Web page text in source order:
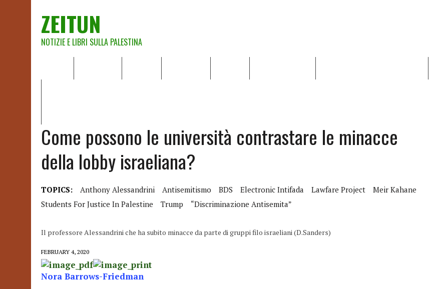
ZEITUN
NOTIZIE E LIBRI SULLA PALESTINA
Come possono le università contrastare le minacce
della lobby israeliana?
TOPICS: Anthony Alessandrini Antisemitismo BDS Electronic Intifada Lawfare Project
Meir Kahane
Students For Justice In Palestine
Trump “discriminazione Antisemita”
Il professore Alessandrini che ha subito minacce da parte di gruppi filo israeliani (D.Sanders)
FEBRUARY 4, 2020
Nora Barrows-Friedman